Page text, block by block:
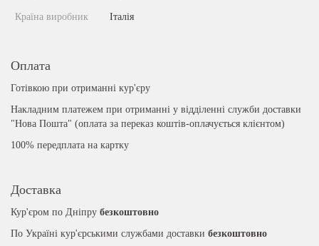
Країна виробник Італія
Оплата
Готівкою при отриманні кур'єру
Накладним платежем при отриманні у відділенні служби доставки
"Нова Пошта" (оплата за переказ коштів-оплачується клієнтом)
100% передплата на картку
Доставка
Кур'єром по Дніпру безкоштовно
По Україні кур'єрськими службами доставки безкоштовно